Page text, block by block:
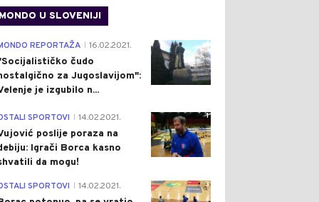
MONDO U SLOVENIJI
4
REPORTAŽA 16.02.2021.
čudo
za Jugoslavijom":
je izgubilo n...
1
SPORTOVI 14.02.2021.
poslije poraza na
Igrači Borca kasno
da mogu!
3
SPORTOVI 14.02.2021.